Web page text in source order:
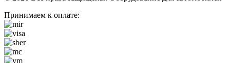
Принимаем к оплате: